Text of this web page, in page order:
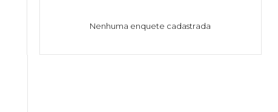
Nenhuma enquete cadastrada